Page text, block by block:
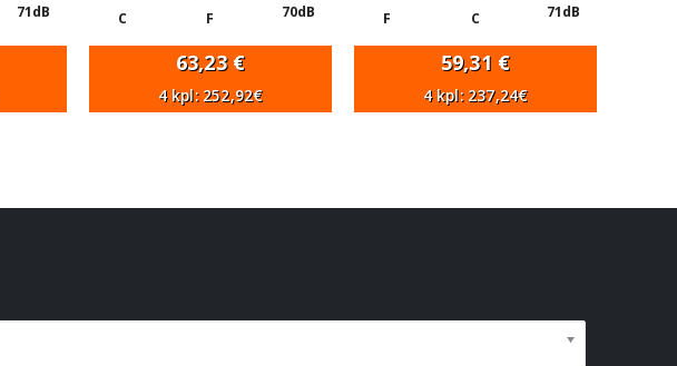
71dB C F 70dB
63,23 €
4 kpl: 252,92€
F C 71dB
59,31 €
4 kpl: 237,24€